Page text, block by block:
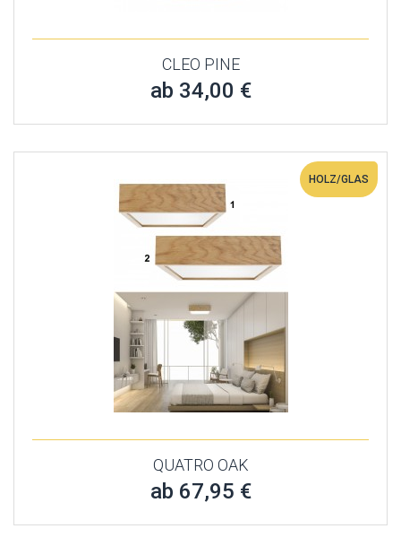
CLEO PINE
ab 34,00 €
HOLZ/GLAS
QUATRO OAK
ab 67,95 €